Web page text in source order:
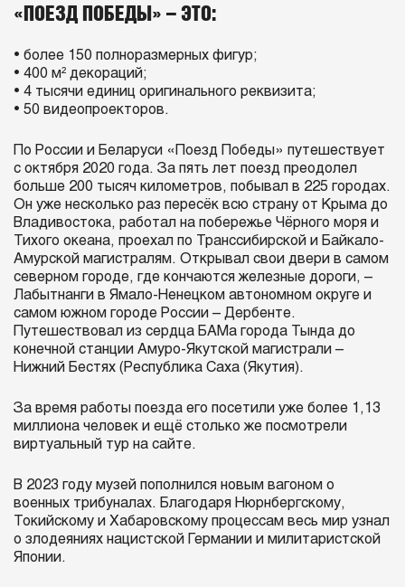
«ПОЕЗД ПОБЕДЫ» – ЭТО:
• более 150 полноразмерных фигур;
• 400 м² декораций;
• 4 тысячи единиц оригинального реквизита;
• 50 видеопроекторов.
По России и Беларуси «Поезд Победы» путешествует
с октября 2020 года. За пять лет поезд преодолел
больше 200 тысяч километров, побывал в 225 городах.
Он уже несколько раз пересёк всю страну от Крыма до
Владивостока, работал на побережье Чёрного моря и
Тихого океана, проехал по Транссибирской и Байкало-
Амурской магистралям. Открывал свои двери в самом
северном городе, где кончаются железные дороги, –
Лабытнанги в Ямало-Ненецком автономном округе и
самом южном городе России – Дербенте.
Путешествовал из сердца БАМа города Тында до
конечной станции Амуро-Якутской магистрали –
Нижний Бестях (Республика Саха (Якутия).
За время работы поезда его посетили уже более 1,13
миллиона человек и ещё столько же посмотрели
виртуальный тур на сайте.
В 2023 году музей пополнился новым вагоном о
военных трибуналах. Благодаря Нюрнбергскому,
Токийскому и Хабаровскому процессам весь мир узнал
о злодеяниях нацистской Германии и милитаристской
Японии.